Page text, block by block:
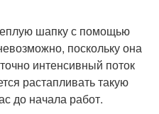
шапку с помощью
поскольку она
интенсивный поток
растапливать такую
до начала работ.